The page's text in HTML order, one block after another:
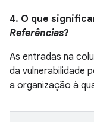
4. O que
Referências?
As entradas na
da vulnerabilidade
a organização à